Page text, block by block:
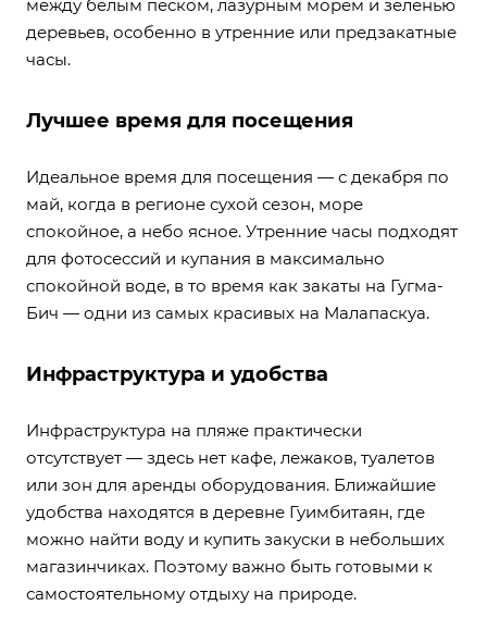
между белым песком, лазурным морем и зеленью
деревьев, особенно в утренние или предзакатные
часы.
Лучшее время для посещения
Идеальное время для посещения — с декабря по
май, когда в регионе сухой сезон, море
спокойное, а небо ясное. Утренние часы подходят
для фотосессий и купания в максимально
спокойной воде, в то время как закаты на Гугма-
Бич — одни из самых красивых на Малапаскуа.
Инфраструктура и удобства
Инфраструктура на пляже практически
отсутствует — здесь нет кафе, лежаков, туалетов
или зон для аренды оборудования. Ближайшие
удобства находятся в деревне Гуимбитаян, где
можно найти воду и купить закуски в небольших
магазинчиках. Поэтому важно быть готовыми к
самостоятельному отдыху на природе.